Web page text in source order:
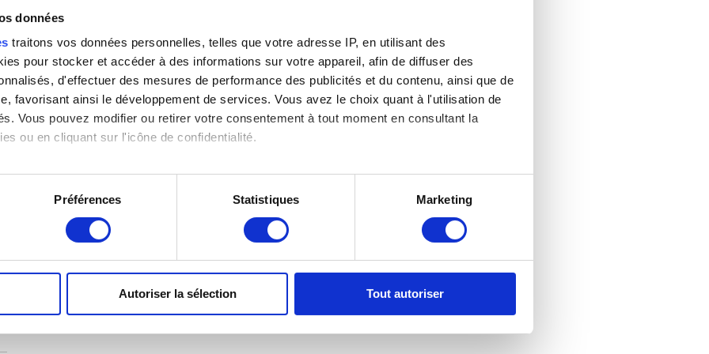
données
traitons vos données personnelles, telles que votre adresse IP, en utilisant des
pour stocker et accéder à des informations sur votre appareil, afin de diffuser des
d'effectuer des mesures de performance des publicités et du contenu, ainsi que de
favorisant ainsi le développement de services. Vous avez le choix quant à l'utilisation de
Vous pouvez modifier ou retirer votre consentement à tout moment en consultant la
ou en cliquant sur l'icône de confidentialité.
également :
sur votre localisation géographique qui peuvent être précises à plusieurs mètres près
de publicité et d'analyse, qui peuvent combiner celles-ci avec d'autres informations que
Préférences Statistiques Marketing
Autoriser la sélection Tout autoriser